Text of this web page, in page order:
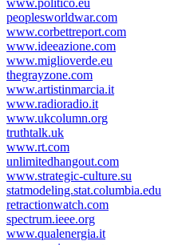
www.politico.eu
peoplesworldwar.com
www.corbettreport.com
www.ideeazione.com
www.miglioverde.eu
thegrayzone.com
www.artistinmarcia.it
www.radioradio.it
www.ukcolumn.org
truthtalk.uk
www.rt.com
unlimitedhangout.com
www.strategic-culture.su
statmodeling.stat.columbia.edu
retractionwatch.com
spectrum.ieee.org
www.qualenergia.it